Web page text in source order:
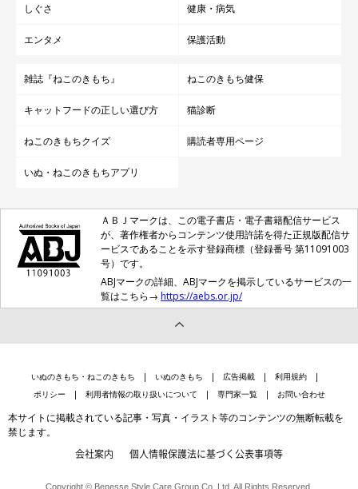
しぐさ 健康・病気
エンタメ 保護活動
雑誌『ねこのきもち』 ねこのきもち健保
キャットフードの正しい選び方 猫診断
ねこのきもちクイズ 購読者専用ページ
いぬ・ねこのきもちアプリ
ＡＢＪマークは、この電子書店・電子書籍配信サービス
が、著作権者からコンテンツ使用許諾を得た正規版配信サ
ービスであることを示す登録商標（登録番号 第11091003
号）です。
ABJマークの詳細、ABJマークを掲示しているサービスの一
覧はこちら→ https://aebs.or.jp/
いぬのきもち・ねこのきもち いぬのきもち 広告掲載
利用規約
ポリシー
利用者情報の取り扱いについて 専門家一覧 お問い合わせ
本サイトに掲載されている記事・写真・イラスト等のコンテンツの無断転載を
禁じます。
会社案内 個人情報保護法に基づく公表事項等
Copyright © Benesse Style Care Group Co.,Ltd. All Rights Reserved.